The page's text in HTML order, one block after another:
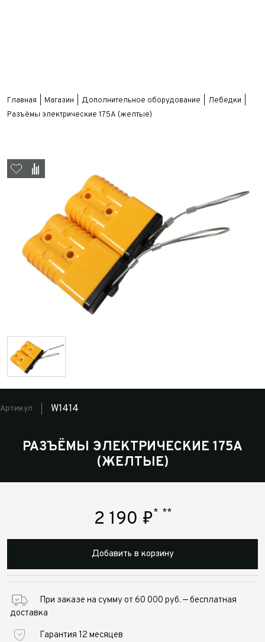
Главная Магазин Дополнительное оборудование
Лебедки
Разъёмы электрические 175А (желтые)
Артикул W1414
РАЗЪЁМЫ ЭЛЕКТРИЧЕСКИЕ 175А
(ЖЕЛТЫЕ)
2 190 ₽* **
Добавить в корзину
При заказе на сумму от 60 000 руб. — бесплатная
доставка
Гарантия 12 месяцев